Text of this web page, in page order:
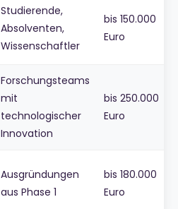
Studierende,
Absolventen,
Wissenschaftler
bis 150.000
Euro
Forschungsteams
mit
technologischer
Innovation
bis 250.000
Euro
Ausgründungen
aus Phase 1
bis 180.000
Euro